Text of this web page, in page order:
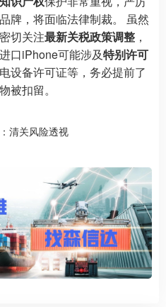
牌，将面临法律制裁。 虽然
切关注最新关税政策调整 ，
口iPhone可能涉及特别许可
设备许可证等，务必提前了
被扣留。
清关风险透视